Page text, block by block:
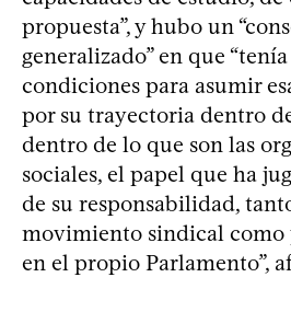
propuesta”, y hubo un
generalizado” en que
condiciones para asumir
por su trayectoria dentro
dentro de lo que son las
sociales, el papel que ha
de su responsabilidad,
movimiento sindical como
en el propio Parlamento”,